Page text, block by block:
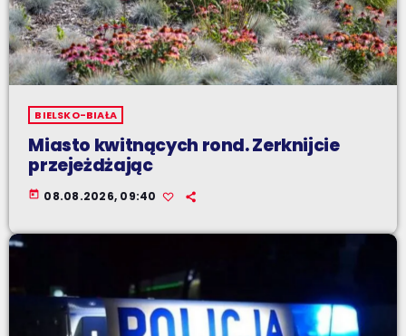
BIELSKO-BIAŁA
Miasto kwitnących rond. Zerknijcie
przejeżdżając
today 08.08.2026, 09:40